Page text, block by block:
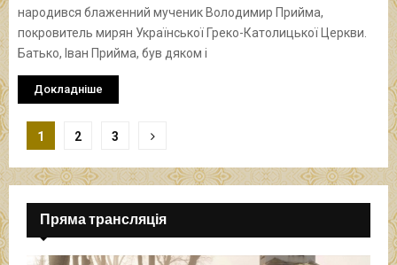
народився блаженний мученик Володимир Прийма,
покровитель мирян Української Греко-Католицької Церкви.
Батько, Іван Прийма, був дяком і
Докладніше
Навігація
записів
1 2 3
Пряма трансляція